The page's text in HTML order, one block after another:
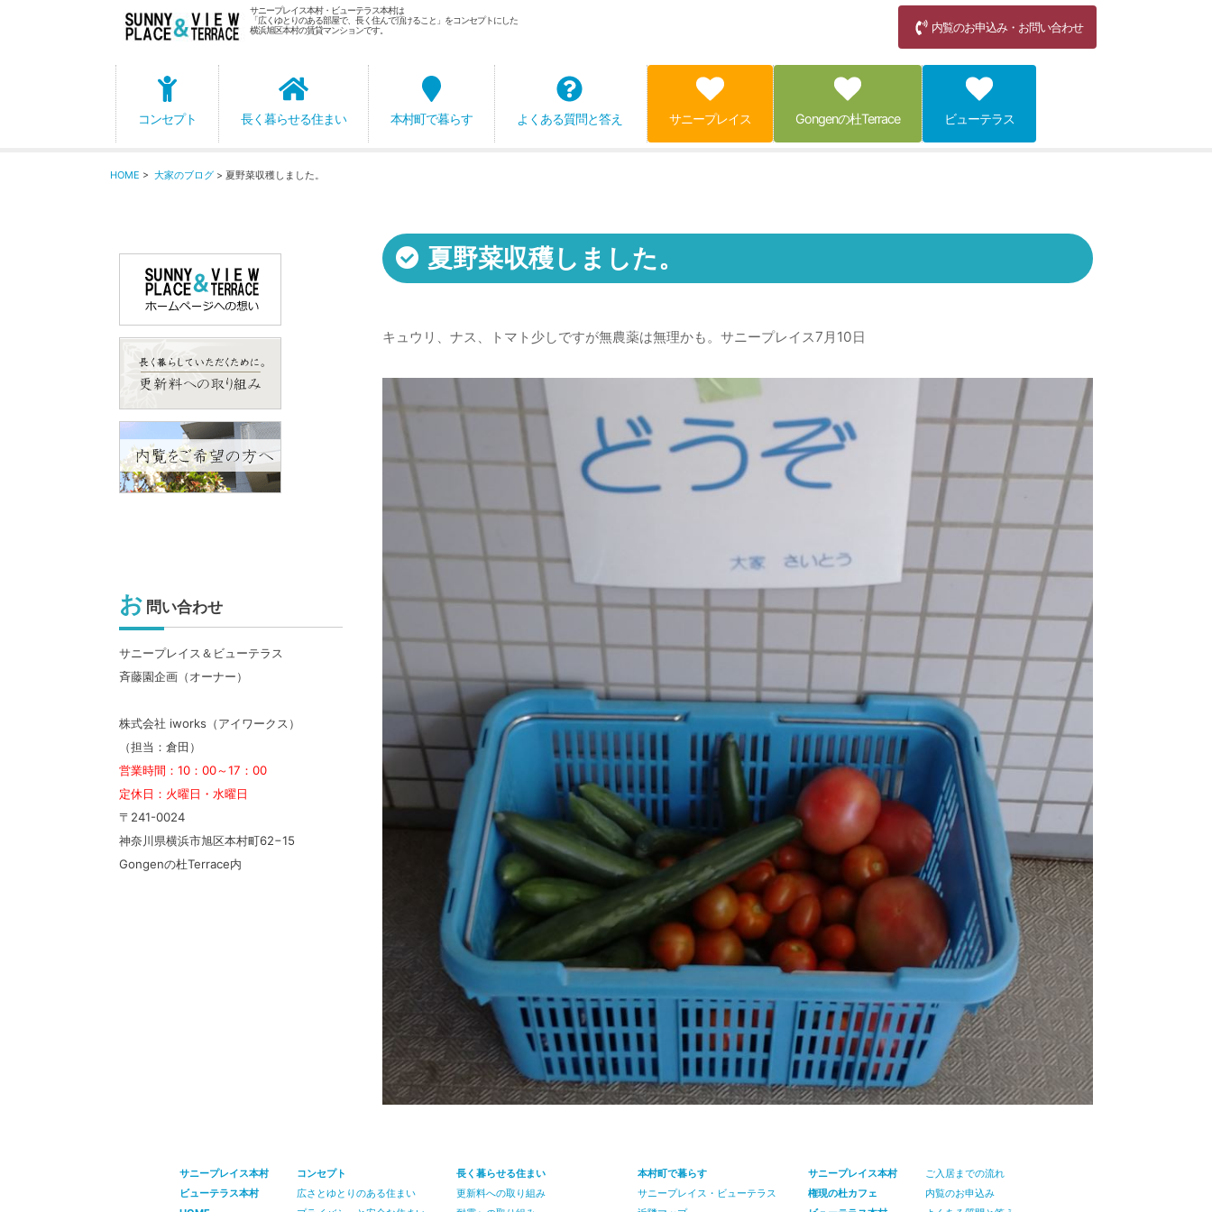
サニープレイス本村・ビューテラス本村は
「広くゆとりのある部屋で、長く住んで頂けること」をコンセプトにした
横浜旭区本村の賃貸マンションです。
内覧のお申込み・お問い合わせ
コンセプト 長く暮らせる住まい 本村町で暮らす よくある質問と答え サニープレイス Gongenの杜Terrace ビューテラス
HOME > 大家のブログ > 夏野菜収穫しました。
夏野菜収穫しました。
キュウリ、ナス、トマト少しですが無農薬は無理かも。サニープレイス7月10日
お 問い合わせ
サニープレイス＆ビューテラス
斉藤園企画（オーナー）
株式会社 iworks（アイワークス）
（担当：倉田）
営業時間：10：00～17：00
定休日：火曜日・水曜日
〒241-0024
神奈川県横浜市旭区本村町62−15
Gongenの杜Terrace内
サニープレイス本村
ビューテラス本村
コンセプト
広さとゆとりのある住まい
長く暮らせる住まい
更新料への取り組み
本村町で暮らす
サニープレイス・ビューテラス
サニープレイス本村
権現の杜カフェ
ご入居までの流れ
内覧のお申込み